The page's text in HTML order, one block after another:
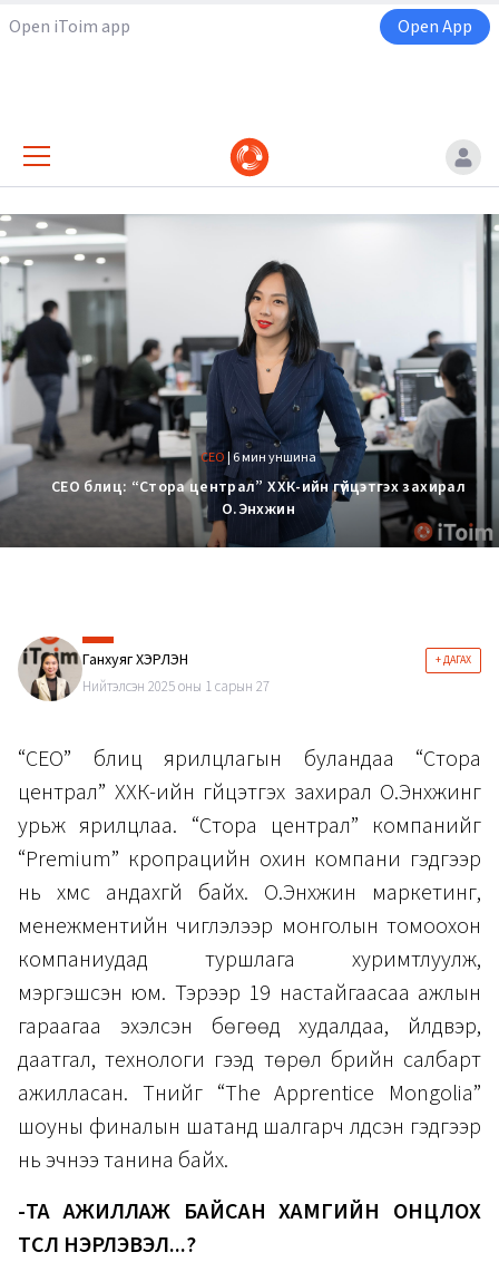
Open iToim app Open App
CEO|6 мин уншина
CEO блиц: “Стора централ” ХХК-ийн гүйцэтгэх захирал
О.Энхжин
Ганхуяг ХЭРЛЭН + ДАГАХ
Нийтэлсэн 2025 оны 1 сарын 27
“CEO” блиц ярилцлагын буландаа “Стора
централ” ХХК-ийн гүйцэтгэх захирал О.Энхжинг
урьж ярилцлаа. “Стора централ” компанийг
“Premium” кропрацийн охин компани гэдгээр
нь хүмүүс андахгүй байх. О.Энхжин маркетинг,
менежментийн чиглэлээр монголын томоохон
компаниудад туршлага хуримтлуулж,
мэргэшсэн юм. Тэрээр 19 настайгаасаа ажлын
гараагаа эхэлсэн бөгөөд худалдаа, үйлдвэр,
даатгал, технологи гээд төрөл бүрийн салбарт
ажилласан. Түүнийг “The Apprentice Mongolia”
шоуны финалын шатанд шалгарч үлдсэн гэдгээр
нь эчнээ танина байх.
-ТА АЖИЛЛАЖ БАЙСАН ХАМГИЙН ОНЦЛОХ
ТӨСЛӨӨ НЭРЛЭВЭЛ...?